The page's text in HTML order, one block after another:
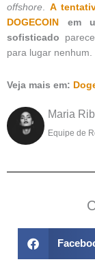
offshore. A
DOGECOIN
em
sofisticado
para lugar nenhum.
Veja mais em:
Maria
Equipe de